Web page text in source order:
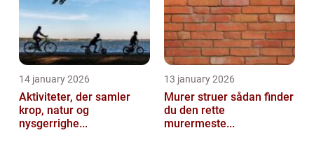
14 january 2026
Aktiviteter, der samler
krop, natur og
nysgerrighe...
13 january 2026
Murer struer sådan finder
du den rette
murermeste...